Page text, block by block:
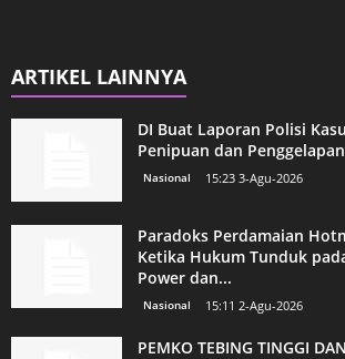
ARTIKEL LAINNYA
DI Buat Laporan Polisi
Penipuan dan
Nasional 15:23 3-Agu-2026
Paradoks Perdamaian
Ketika Hukum Tunduk
Power dan...
Nasional 15:11 2-Agu-2026
PEMKO TEBING TINGGI